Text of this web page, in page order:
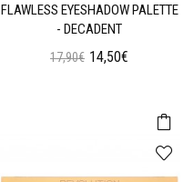
FLAWLESS EYESHADOW PALETTE
- DECADENT
17,90€ 14,50€